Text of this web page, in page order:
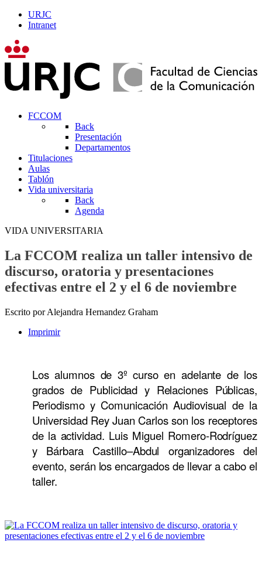
URJC
Intranet
FCCOM
Back
Presentación
Departamentos
Titulaciones
Aulas
Tablón
Vida universitaria
Back
Agenda
VIDA UNIVERSITARIA
La FCCOM realiza un taller intensivo de
discurso, oratoria y presentaciones
efectivas entre el 2 y el 6 de noviembre
Escrito por Alejandra Hernandez Graham
Imprimir
Los alumnos de 3º curso en adelante de los
grados de Publicidad y Relaciones Públicas,
Periodismo y Comunicación Audiovisual de la
Universidad Rey Juan Carlos son los receptores
de la actividad. Luis Miguel Romero-Rodríguez
y Bárbara Castillo–Abdul organizadores del
evento, serán los encargados de llevar a cabo el
taller.